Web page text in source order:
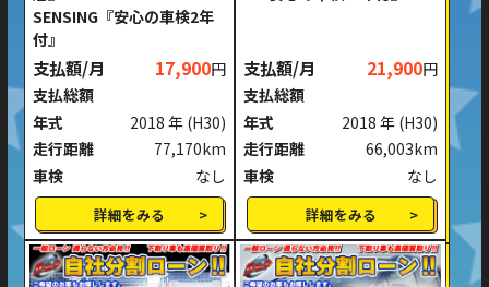
SENSING『安心の車検2年
付』
支払額/月 17,900円
支払総額
年式
2018 年 (H30)
走行距離
77,170km
車検
なし
詳細をみる
支払額/月 21,900円
支払総額
年式
2018 年 (H30)
走行距離
66,003km
車検
なし
詳細をみる